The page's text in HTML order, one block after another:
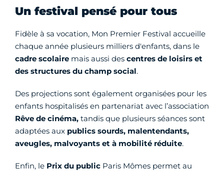
Un festival pensé pour tous
Fidèle à sa vocation, Mon Premier Festival accueille
chaque année plusieurs milliers d'enfants, dans le
cadre scolaire mais aussi des centres de loisirs et
des structures du champ social.
Des projections sont également organisées pour les
enfants hospitalisés en partenariat avec l’association
Rêve de cinéma, tandis que plusieurs séances sont
adaptées aux publics sourds, malentendants,
aveugles, malvoyants et à mobilité réduite.
Enfin, le Prix du public Paris Mômes permet au